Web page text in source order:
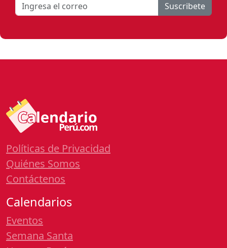
Suscribete
Políticas de Privacidad
Quiénes Somos
Contáctenos
Calendarios
Eventos
Semana Santa